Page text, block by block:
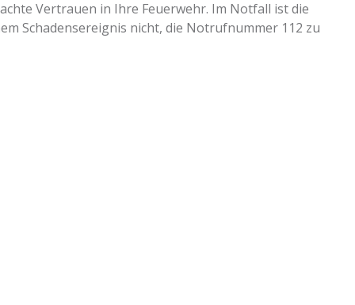
Vertrauen in Ihre Feuerwehr. Im Notfall ist die
Schadensereignis nicht, die Notrufnummer 112 zu